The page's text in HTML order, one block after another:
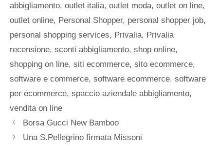
abbigliamento, outlet italia, outlet moda, outlet on line,
outlet online, Personal Shopper, personal shopper job,
personal shopping services, Privalia, Privalia
recensione, sconti abbigliamento, shop online,
shopping on line, siti ecommerce, sito ecommerce,
software e commerce, software ecommerce, software
per ecommerce, spaccio aziendale abbigliamento,
vendita on line
Borsa Gucci New Bamboo
Una S.Pellegrino firmata Missoni